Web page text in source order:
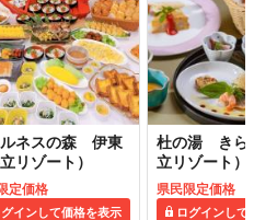
ルネスの森 伊東
立リゾート）
定価格
グインして価格を表示
杜の湯 きら
立リゾート）
県民限定価格
ログインして